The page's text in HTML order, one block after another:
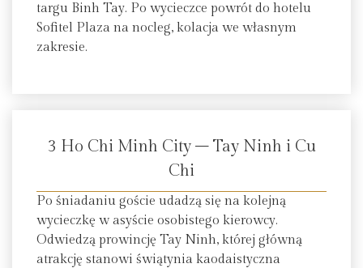
targu Binh Tay. Po wycieczce powrót do hotelu
Sofitel Plaza na nocleg, kolacja we własnym
zakresie.
3 Ho Chi Minh City – Tay Ninh i Cu
Chi
Po śniadaniu goście udadzą się na kolejną
wycieczkę w asyście osobistego kierowcy.
Odwiedzą prowincję Tay Ninh, której główną
atrakcję stanowi świątynia kaodaistyczna